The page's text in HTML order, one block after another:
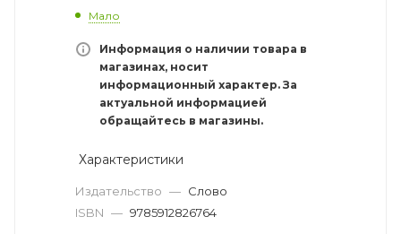
Мало
Информация о наличии товара в
магазинах, носит
информационный характер. За
актуальной информацией
обращайтесь в магазины.
Характеристики
Издательство — Слово
ISBN — 9785912826764